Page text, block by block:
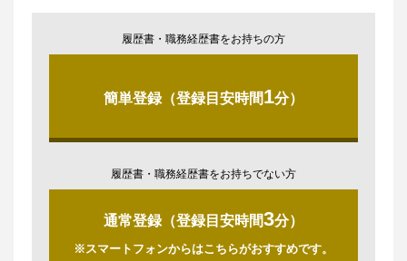
履歴書・職務経歴書をお持ちの方
簡単登録（登録目安時間1分）
履歴書・職務経歴書をお持ちでない方
通常登録（登録目安時間3分）
※スマートフォンからはこちらがおすすめです。